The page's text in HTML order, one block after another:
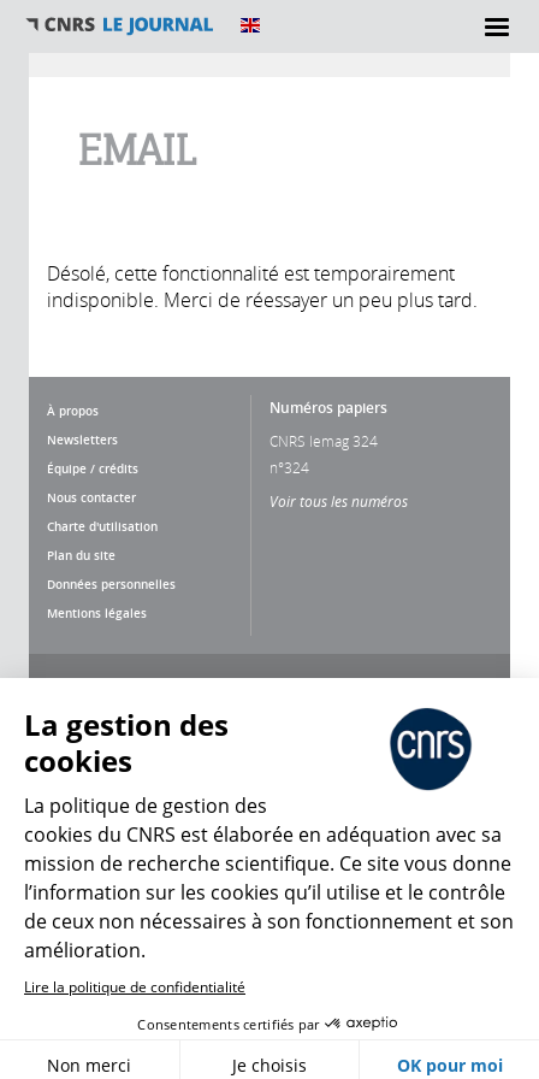
EMAIL
Désolé, cette fonctionnalité est temporairement
indisponible. Merci de réessayer un peu plus tard.
À propos
Newsletters
Équipe / crédits
Nous contacter
Charte d'utilisation
Plan du site
Données personnelles
Mentions légales
Numéros papiers
CNRS lemag 324
n°324
Voir tous les numéros
CNRS Le Mag
© 2026, CNRS
Créer un compte Se connecter
Gestion des cookies
La gestion des
cookies
La politique de gestion des
cookies du CNRS est élaborée en adéquation avec sa
mission de recherche scientifique. Ce site vous donne
l’information sur les cookies qu’il utilise et le contrôle
de ceux non nécessaires à son fonctionnement et son
amélioration.
Lire la politique de confidentialité
Consentements certifiés par
Non merci Je choisis OK pour moi